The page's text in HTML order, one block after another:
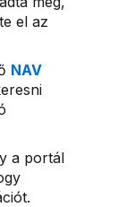
el az
NAV
a portál